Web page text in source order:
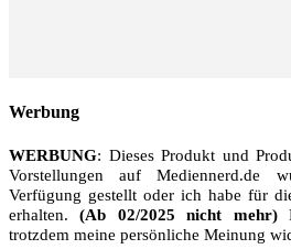
Werbung
WERBUNG: Dieses Produkt und
Vorstellungen auf Mediennerd.de
Verfügung gestellt oder ich habe für
erhalten.(Ab 02/2025 nicht mehr)
trotzdem meine persönliche Meinung